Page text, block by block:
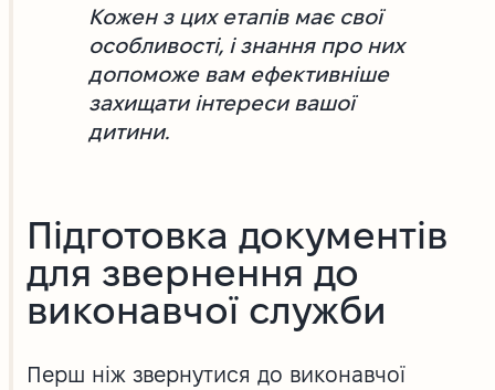
Кожен з цих етапів має свої
особливості, і знання про них
допоможе вам ефективніше
захищати інтереси вашої
дитини.
Підготовка документів
для звернення до
виконавчої служби
Перш ніж звернутися до виконавчої